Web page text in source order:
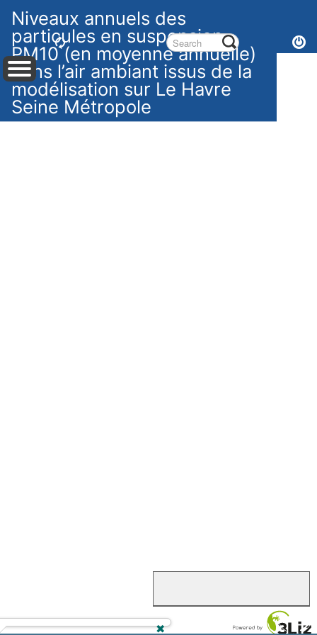
Niveaux annuels des
particules en suspension
PM10 (en moyenne annuelle)
dans l’air ambiant issus de la
modélisation sur Le Havre
Seine Métropole